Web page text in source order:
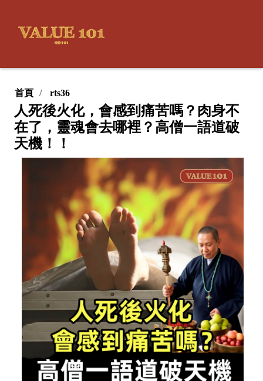
首頁 rts36
人死後火化，會感到痛苦嗎？肉身不
在了，靈魂會去哪裡？高僧一語道破
天機！！